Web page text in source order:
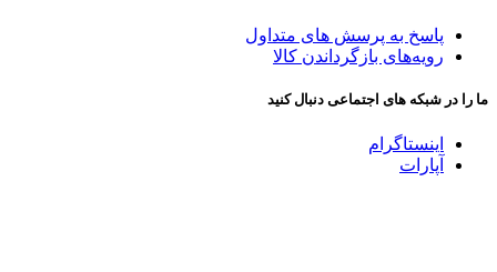
پاسخ به پرسش های متداول
رویه‌های بازگرداندن کالا
ما را در شبکه های اجتماعی دنبال کنید
اینستاگرام
آپارات